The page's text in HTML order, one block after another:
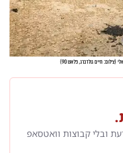
(צילום: חיים גולדברג, פלאש 90 )
ובלי קבוצות וואטסאפ